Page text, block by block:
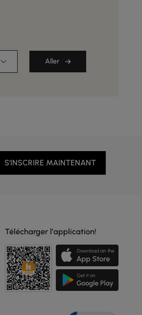
Aller
S'INSCRIRE MAINTENANT
Télécharger l’application!